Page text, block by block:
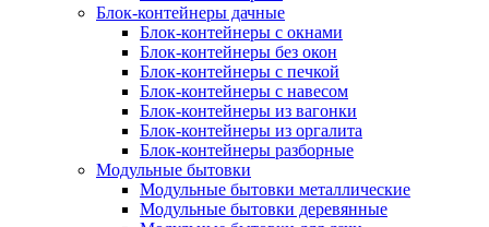
Блок-контейнеры дачные
Блок-контейнеры с окнами
Блок-контейнеры без окон
Блок-контейнеры с печкой
Блок-контейнеры с навесом
Блок-контейнеры из вагонки
Блок-контейнеры из оргалита
Блок-контейнеры разборные
Модульные бытовки
Модульные бытовки металлические
Модульные бытовки деревянные